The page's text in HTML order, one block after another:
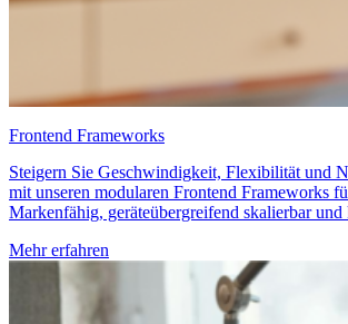
Frontend Frameworks
Steigern Sie Geschwindigkeit, Flexibilität und
mit unseren modularen Frontend Frameworks
Markenfähig, geräteübergreifend skalierbar und
Mehr erfahren